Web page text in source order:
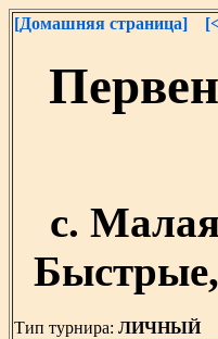
[Домашняя страница]
с.
Тип турнира: ЛИЧНЫЙ